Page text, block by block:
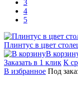
3
4
5
Плинтус в цвет
В
Заказать в 1 клик К
В избранное Под